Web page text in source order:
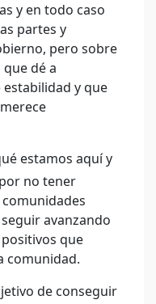
y en todo caso
partes y
pero sobre
dé a
y que
estamos aquí y
no tener
avanzando
que
comunidad.
de conseguir